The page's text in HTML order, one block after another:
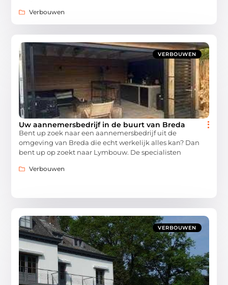
Verbouwen
VERBOUWEN
Uw aannemersbedrijf in de buurt van Breda
Bent up zoek naar een aannemersbedrijf uit de
omgeving van Breda die echt werkelijk alles kan? Dan
bent up op zoekt naar Lymbouw. De specialisten
Verbouwen
VERBOUWEN